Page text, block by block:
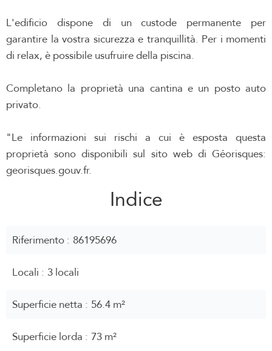
L'edificio dispone di un custode permanente per
garantire la vostra sicurezza e tranquillità. Per i momenti
di relax, è possibile usufruire della piscina.
Completano la proprietà una cantina e un posto auto
privato.
"Le informazioni sui rischi a cui è esposta questa
proprietà sono disponibili sul sito web di Géorisques:
georisques.gouv.fr.
Indice
Riferimento 86195696
Locali 3 locali
Superficie netta 56.4 m²
Superficie lorda 73 m²